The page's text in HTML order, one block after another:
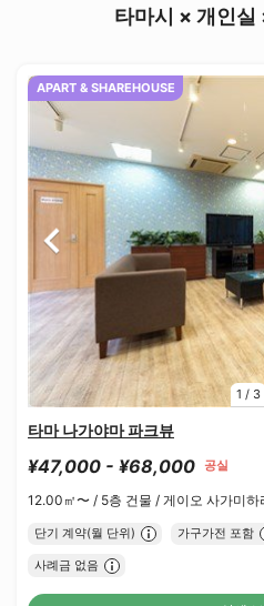
타마시 × 개인실
1 / 3
APART & SHAREHOUSE
타마 나가야마 파크뷰
¥47,000 - ¥68,000 공실
12.00㎡〜 / 5층 건물 / 게이오 사가미
단기 계약(월 단위) 가구가전 포함
사례금 없음